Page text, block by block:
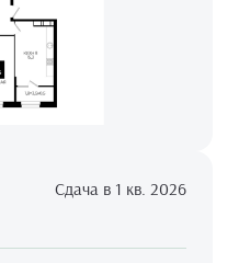
Сдача в 1 кв. 2026